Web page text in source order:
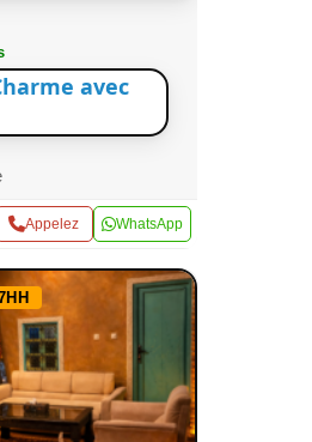
avec
Appelez WhatsApp